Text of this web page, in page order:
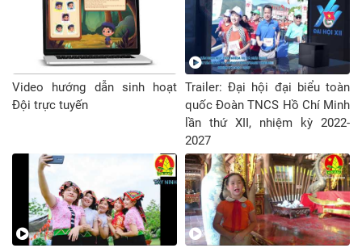
Video hướng dẫn sinh hoạt
Đội trực tuyến
Trailer: Đại hội đại biểu toàn
quốc Đoàn TNCS Hồ Chí Minh
lần thứ XII, nhiệm kỳ 2022-
2027